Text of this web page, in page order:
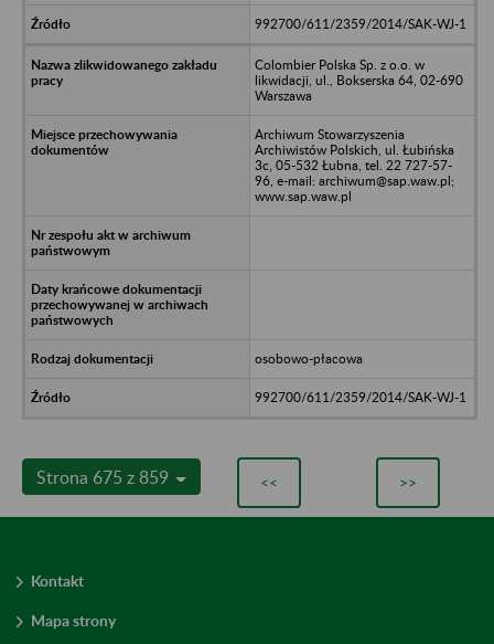
992700/611/2359/2014/SAK-WJ-1
Colombier Polska Sp. z o.o. w
likwidacji, ul., Bokserska 64, 02-690
Warszawa
Archiwum Stowarzyszenia
Archiwistów Polskich, ul. Łubińska
3c, 05-532 Łubna, tel. 22 727-57-
96, e-mail: archiwum@sap.waw.pl;
www.sap.waw.pl
osobowo-płacowa
992700/611/2359/2014/SAK-WJ-1
Strona 675 z 859 << >>
Kontakt
Mapa strony